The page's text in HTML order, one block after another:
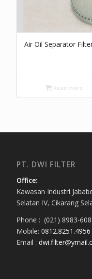
Air Oil Separator
Read more
PT. DWI FILTER
Office:
Kawasan Industri
Selatan IV, Cikarang
Phone : (021) 8983-
Mobile: 0812.8251.4956
Email :